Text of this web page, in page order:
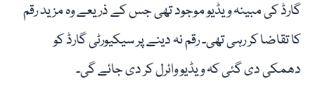
گارڈ کی مبینہ ویڈیو موجود تھی جس کے ذریعے وہ مزید رقم
کا تقاضا کر رہی تھی۔ رقم نہ دینے پر سیکیورٹی گارڈ کو
دھمکی دی گئی کہ ویڈیو وائرل کر دی جائے گی۔